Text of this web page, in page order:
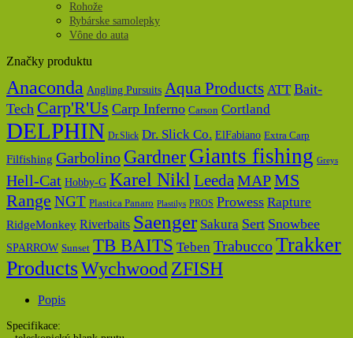
Rohože
Rybárske samolepky
Vône do auta
Značky produktu
Anaconda Angling Pursuits Aqua Products ATT Bait-
Tech Carp'R'Us Carp Inferno Carson Cortland
DELPHIN Dr.Slick Dr. Slick Co. ElFabiano Extra Carp
Filfishing Garbolino GardnerGiants fishing Greys
Hell-Cat Hobby-G Karel Nikl Leeda MAPMS
Range NGT Plastica Panaro Plastilys PROS Prowess Rapture
RidgeMonkey Riverbaits Saenger Sakura Sert Snowbee
SPARROW Sunset TB BAITS Teben TrabuccoTrakker
ProductsWychwood ZFISH
Popis
Specifikace: